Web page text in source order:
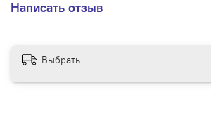
Написать отзыв
Выбрать